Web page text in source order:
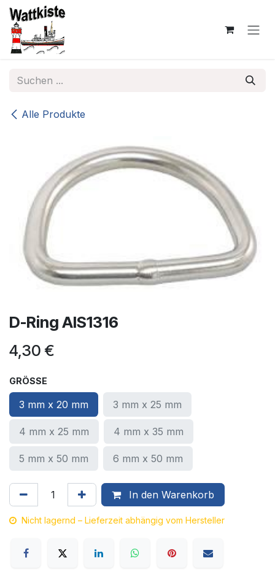
Zum Inhalt springen
Alle Produkte
D-Ring AIS1316
4,30 €
GRÖSSE
3 mm x 20 mm 3 mm x 25 mm
4 mm x 25 mm 4 mm x 35 mm
5 mm x 50 mm 6 mm x 50 mm
In den Warenkorb
Nicht lagernd – Lieferzeit abhängig vom Hersteller